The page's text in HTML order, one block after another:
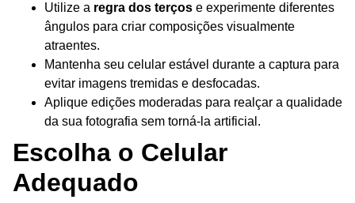
Utilize a regra dos terços e experimente diferentes
ângulos para criar composições visualmente
atraentes.
Mantenha seu celular estável durante a captura para
evitar imagens tremidas e desfocadas.
Aplique edições moderadas para realçar a qualidade
da sua fotografia sem torná-la artificial.
Escolha o Celular
Adequado